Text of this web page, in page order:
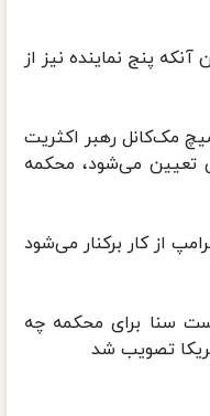
پنج نماینده نیز از
مک‌کانل رهبر اکثریت
می‌شود، محکمه
از کار برکنار می‌شود
سنا برای محکمه چه
تصویب شد